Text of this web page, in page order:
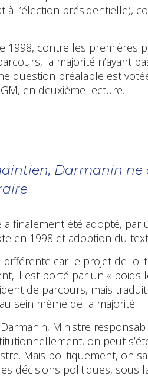
l’élection présidentielle),
1998, contre les premières
la majorité n’ayant
question préalable est
en deuxième lecture.
Darmanin ne
a finalement été adopté,
en 1998 et adoption du
différente car le projet de loi
il est porté par un « poids
de parcours, mais
sein même de la majorité.
Ministre
on peut
Mais politiquement, on
décisions politiques, sous